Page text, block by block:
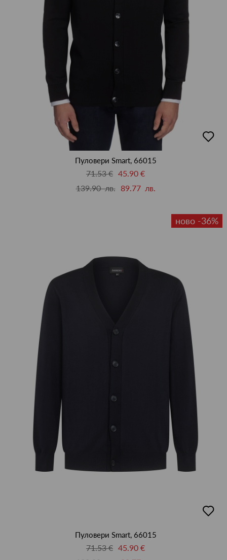
в
Пуловери Smart, 66015
71.53 € 45.90 €
139.90 лв.
89.77 лв.
ново -36%
в
Пуловери Smart, 66015
71.53 € 45.90 €